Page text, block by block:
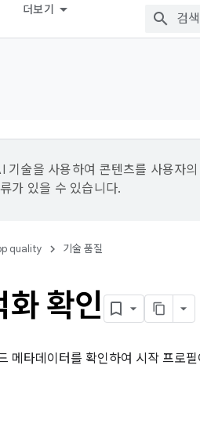
더보기
술을 사용하여 콘텐츠를 사용자의
가 있을 수 있습니다.
quality 기술 품질
확인
메타데이터를 확인하여 시작 프로